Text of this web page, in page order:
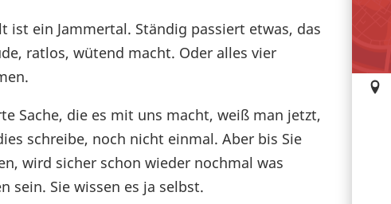
ist ein Jammertal. Ständig passiert etwas, das
ratlos, wütend macht. Oder alles vier
Sache, die es mit uns macht, weiß man jetzt,
schreibe, noch nicht einmal. Aber bis Sie
wird sicher schon wieder nochmal was
sein. Sie wissen es ja selbst.